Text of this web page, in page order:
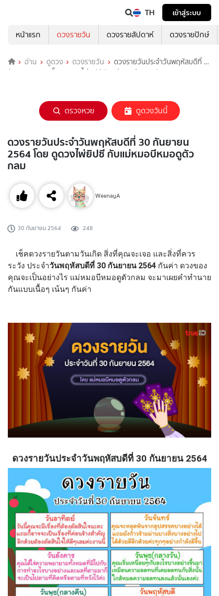
TH
เข้าสู่ระบบ
หน้าแรก
ดวงรายวัน ดวงรายสัปดาห์ ดวงรายปักษ์
อ่าน ดูดวง ดวงรายวัน
ดวงรายวันประจำวันพฤหัสบดีที่ 30
กันยายน 2564 โดย ดูดวงไพ่ยิปซี กับแม่หมอบีหมอดูตัวกลม
ตรวจหวย ดูดวงวันนี้
ดวงรายวันประจำวันพฤหัสบดีที่ 30 กันยายน
2564 โดย ดูดวงไพ่ยิปซี กับแม่หมอบีหมอดูตัว
กลม
WeenayA
30 กันยายน 2564 248
เช็คดวงรายวันตามวันเกิด สิ่งที่คุณจะเจอ และสิ่งที่ควร
ระวัง ประจำวันพฤหัสบดีที่ 30 กันยายน 2564 กันค่า ดวงของ
คุณจะเป็นอย่างไร แม่หมอบีหมอดูตัวกลม จะมาเผยคำทำนาย
กันแบบเนื้อๆ เน้นๆ กันค่า
ดวงรายวันประจำวันพฤหัสบดีที่ 30 กันยายน 2564